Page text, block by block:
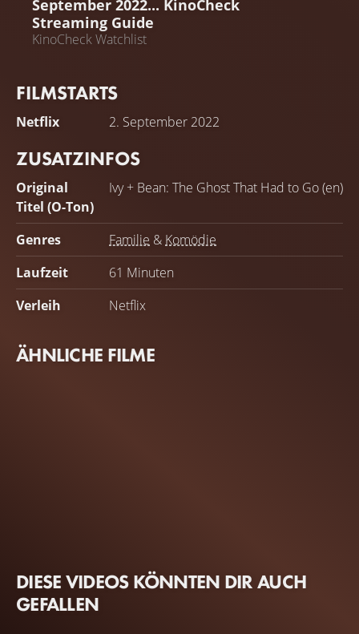
September 2022... KinoCheck
Streaming Guide
KinoCheck Watchlist
FILMSTARTS
Netflix 2. September 2022
ZUSATZINFOS
Original
Titel (O-Ton)
Ivy + Bean: The Ghost That Had to Go (en)
Genres Familie & Komödie
Laufzeit
61 Minuten
Verleih
Netflix
ÄHNLICHE FILME
DIESE VIDEOS KÖNNTEN DIR AUCH
GEFALLEN